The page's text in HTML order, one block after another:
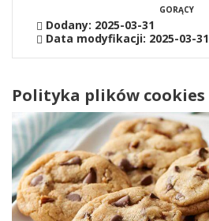
GORĄCY
Dodany: 2025-03-31
Data modyfikacji: 2025-03-31
Polityka plików cookies